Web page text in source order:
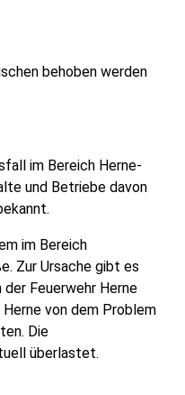
behoben werden
im Bereich Herne-
und Betriebe davon
im Bereich
Zur Ursache gibt es
Feuerwehr Herne
von dem Problem
Die
überlastet.